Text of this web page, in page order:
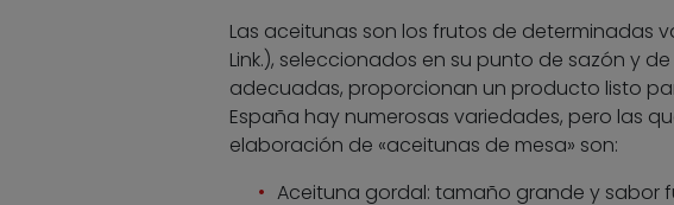
Las aceitunas son los frutos de determinadas
Link.), seleccionados en su punto de sazón y
adecuadas, proporcionan un producto listo
España hay numerosas variedades, pero las
elaboración de «aceitunas de mesa» son:
Aceituna gordal: tamaño grande y sabor